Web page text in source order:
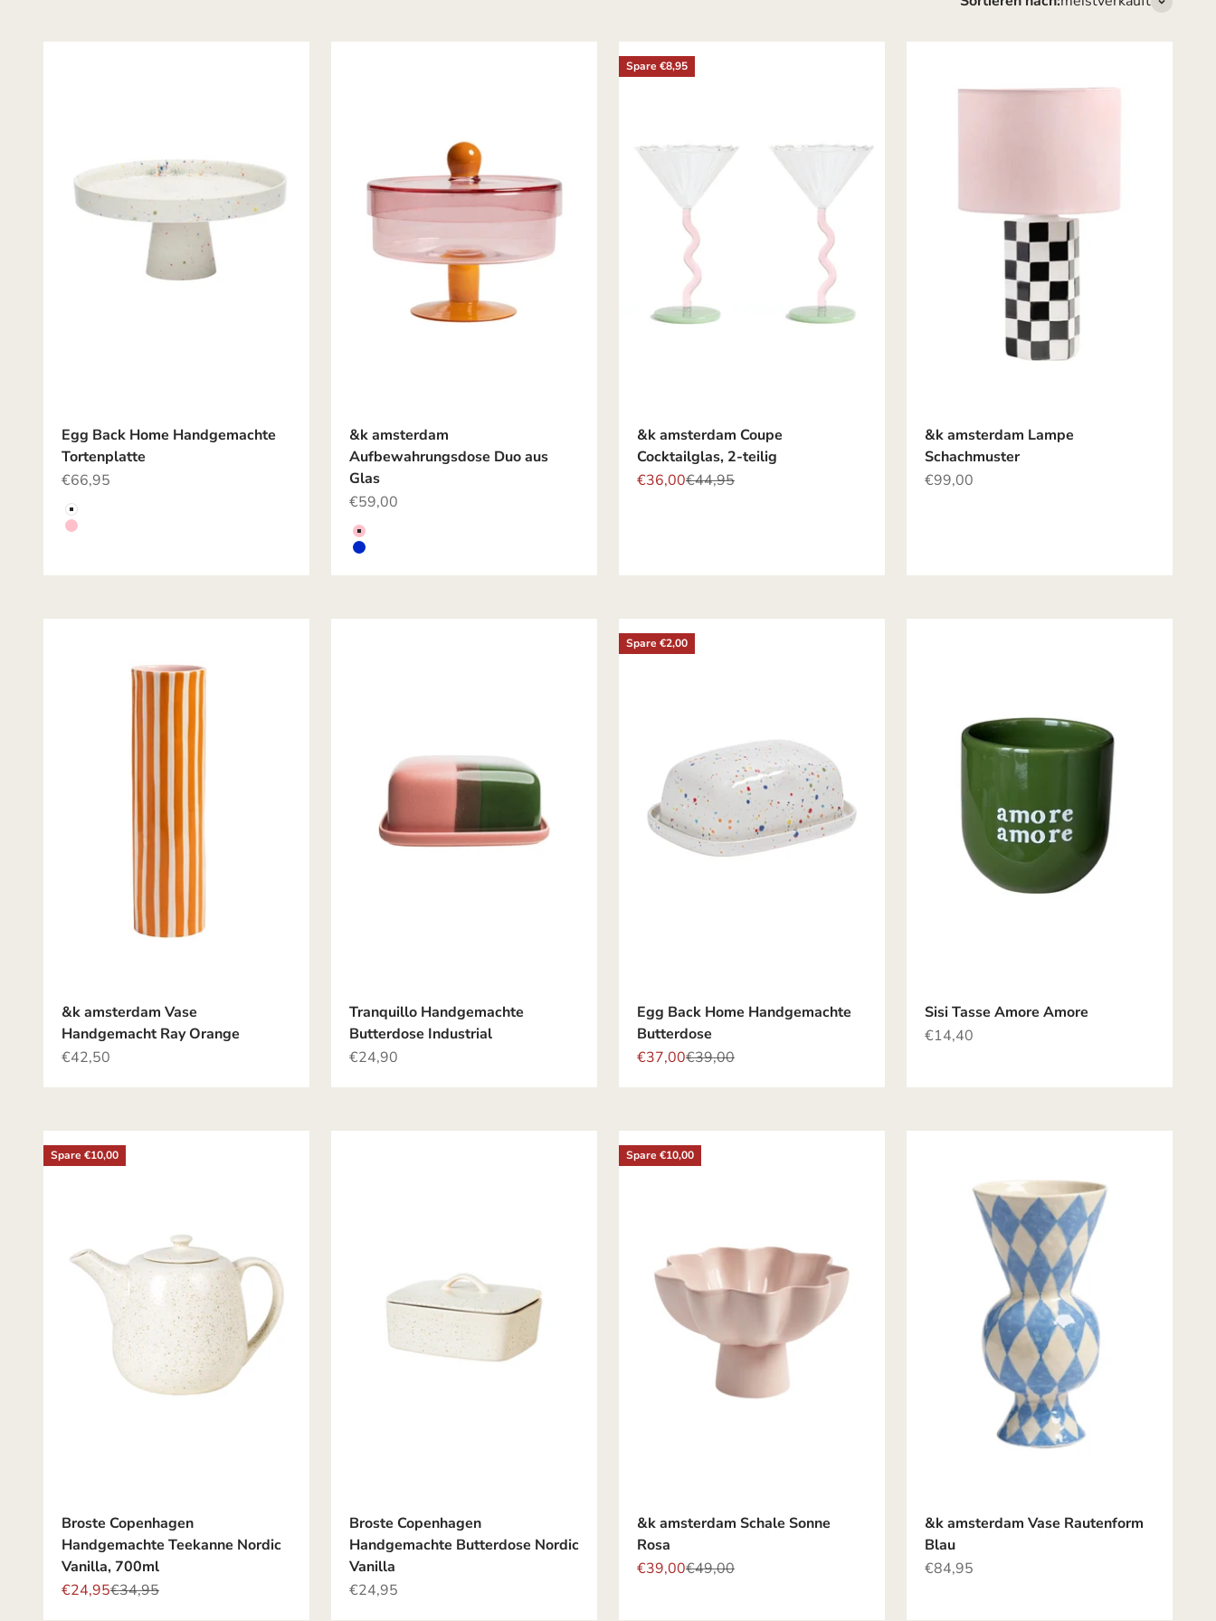
Egg Back Home Handgemachte
Tortenplatte
Angebot
€66,95
Farbe
Weiß
Rosa
&k amsterdam
Aufbewahrungsdose Duo aus
Glas
Angebot
€59,00
Farbe
PINK
BLAU
Spare €8,95
&k amsterdam Coupe
Cocktailglas, 2-teilig
Angebot
€36,00Regulärer Preis
€44,95
&k amsterdam Lampe
Schachmuster
Angebot
€99,00
&k amsterdam Vase
Handgemacht Ray Orange
Angebot
€42,50
Tranquillo Handgemachte
Butterdose Industrial
Angebot
€24,90
Spare €2,00
Egg Back Home Handgemachte
Butterdose
Angebot
€37,00Regulärer Preis
€39,00
Sisi Tasse Amore Amore
Angebot
€14,40
Spare €10,00
Broste Copenhagen
Handgemachte Teekanne Nordic
Vanilla, 700ml
Angebot
€24,95Regulärer Preis
€34,95
Broste Copenhagen
Handgemachte Butterdose Nordic
Vanilla
Angebot
€24,95
Spare €10,00
&k amsterdam Schale Sonne
Rosa
Angebot
€39,00Regulärer Preis
€49,00
&k amsterdam Vase Rautenform
Blau
Angebot
€84,95